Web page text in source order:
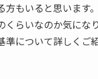
もいると思います。
くらいなのか気にな
について詳しくご